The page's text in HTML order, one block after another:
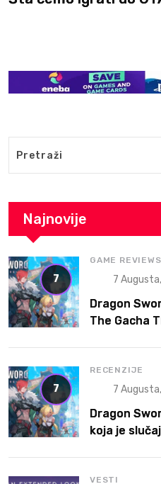
Najnovije
7
GAME REVIEWS
7
Dragon
The Gacha
7
RECENZIJE
7
Dragon
koja je
VESTI